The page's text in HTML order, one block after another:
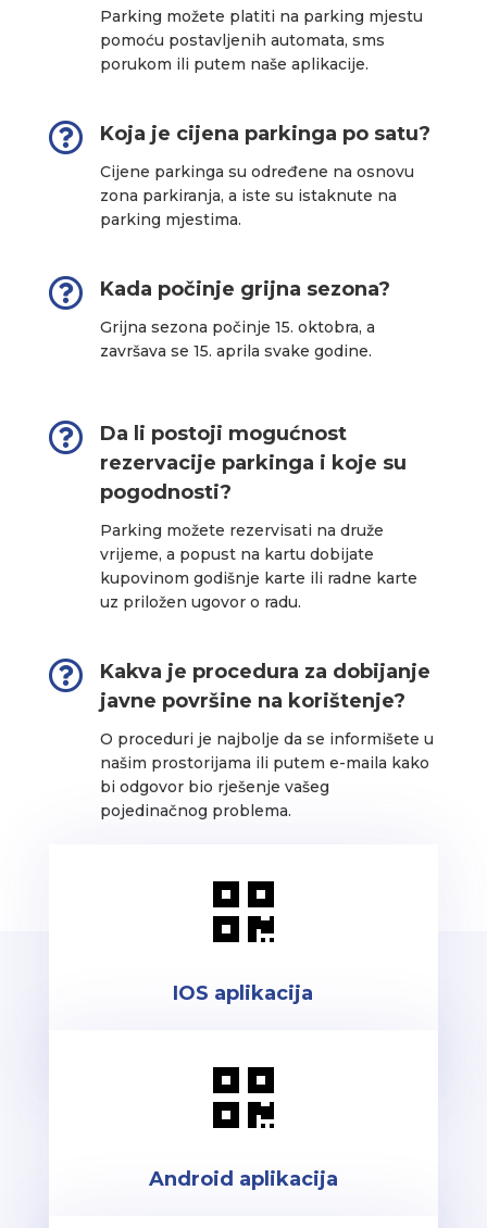
Parking možete platiti na parking mjestu
pomoću postavljenih automata, sms
porukom ili putem naše aplikacije.
 Koja je cijena parkinga po satu?
Cijene parkinga su određene na osnovu
zona parkiranja, a iste su istaknute na
parking mjestima.
 Kada počinje grijna sezona?
Grijna sezona počinje 15. oktobra, a
završava se 15. aprila svake godine.

Da li postoji mogućnost
rezervacije parkinga i koje su
pogodnosti?
Parking možete rezervisati na druže
vrijeme, a popust na kartu dobijate
kupovinom godišnje karte ili radne karte
uz priložen ugovor o radu.

Kakva je procedura za dobijanje
javne površine na korištenje?
O proceduri je najbolje da se informišete u
našim prostorijama ili putem e-maila kako
bi odgovor bio rješenje vašeg
pojedinačnog problema.

IOS aplikacija

Android aplikacija